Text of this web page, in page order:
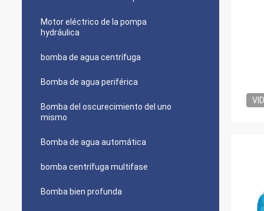
Motor eléctrico de la pompa
hydráulica
bomba de agua centrífuga
Bomba de agua periférica
Bomba del oscurecimiento del uno
mismo
Bomba de agua automática
bomba centrífuga multifase
Bomba bien profunda